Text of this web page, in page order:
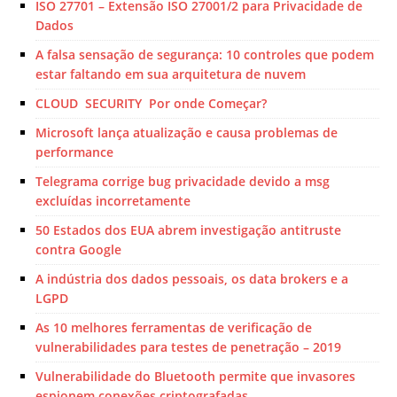
ISO 27701 – Extensão ISO 27001/2 para Privacidade de
Dados
A falsa sensação de segurança: 10 controles que podem
estar faltando em sua arquitetura de nuvem
CLOUD SECURITY Por onde Começar?
Microsoft lança atualização e causa problemas de
performance
Telegrama corrige bug privacidade devido a msg
excluídas incorretamente
50 Estados dos EUA abrem investigação antitruste
contra Google
A indústria dos dados pessoais, os data brokers e a
LGPD
As 10 melhores ferramentas de verificação de
vulnerabilidades para testes de penetração – 2019
Vulnerabilidade do Bluetooth permite que invasores